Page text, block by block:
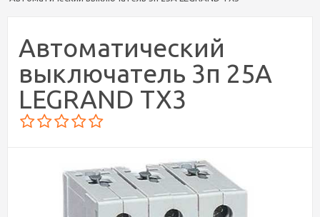
Автоматический
выключатель 3п 25А
LEGRAND ТХ3